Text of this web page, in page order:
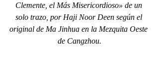
Clemente, el Más Misericordioso» de un
solo trazo, por Haji Noor Deen según el
original de Ma Jinhua en la Mezquita Oeste
de Cangzhou.